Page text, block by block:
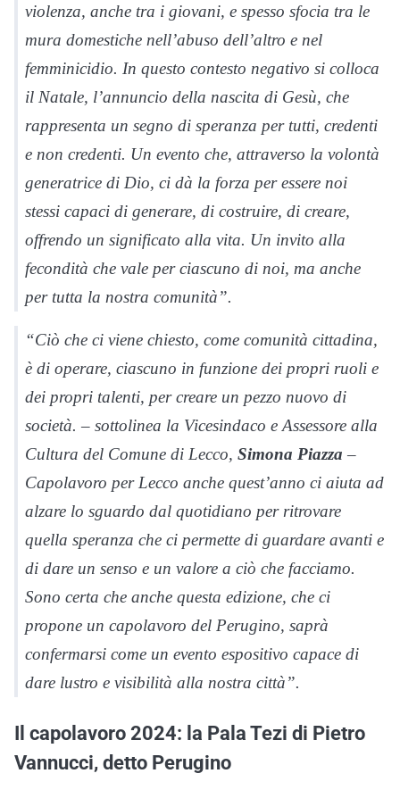
violenza, anche tra i giovani, e spesso sfocia tra le
mura domestiche nell’abuso dell’altro e nel
femminicidio. In questo contesto negativo si colloca
il Natale, l’annuncio della nascita di Gesù, che
rappresenta un segno di speranza per tutti, credenti
e non credenti. Un evento che, attraverso la volontà
generatrice di Dio, ci dà la forza per essere noi
stessi capaci di generare, di costruire, di creare,
offrendo un significato alla vita. Un invito alla
fecondità che vale per ciascuno di noi, ma anche
per tutta la nostra comunità”.
“Ciò che ci viene chiesto, come comunità cittadina,
è di operare, ciascuno in funzione dei propri ruoli e
dei propri talenti, per creare un pezzo nuovo di
società. – sottolinea la Vicesindaco e Assessore alla
Cultura del Comune di Lecco, Simona Piazza –
Capolavoro per Lecco anche quest’anno ci aiuta ad
alzare lo sguardo dal quotidiano per ritrovare
quella speranza che ci permette di guardare avanti e
di dare un senso e un valore a ciò che facciamo.
Sono certa che anche questa edizione, che ci
propone un capolavoro del Perugino, saprà
confermarsi come un evento espositivo capace di
dare lustro e visibilità alla nostra città”.
Il capolavoro 2024: la Pala Tezi di Pietro
Vannucci, detto Perugino